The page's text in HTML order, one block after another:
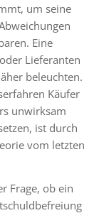
um seine
Eine
Lieferanten
beleuchten.
Käufer
unwirksam
ist durch
vom letzten
Frage, ob ein